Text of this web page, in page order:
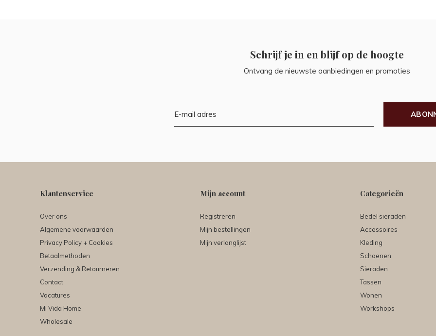
Schrijf je in en blijf op de hoogte
Ontvang de nieuwste aanbiedingen en promoties
Klantenservice
Over ons
Algemene voorwaarden
Privacy Policy + Cookies
Betaalmethoden
Verzending & Retourneren
Contact
Vacatures
Mi Vida Home
Wholesale
Mijn account
Registreren
Mijn bestellingen
Mijn verlanglijst
Categorieën
Bedel sieraden
Accessoires
Kleding
Schoenen
Sieraden
Tassen
Wonen
Workshops